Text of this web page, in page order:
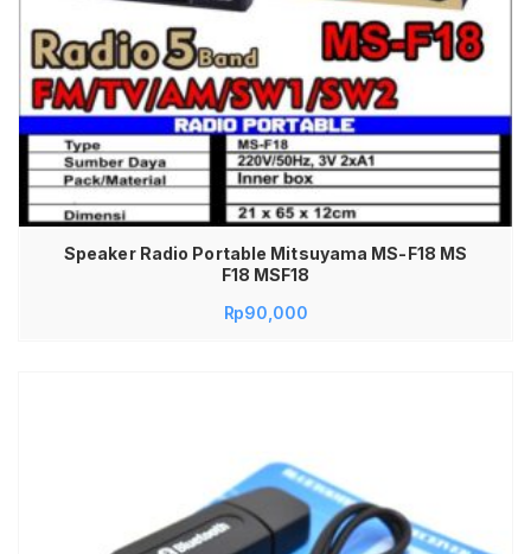
Speaker Radio Portable Mitsuyama MS-F18 MS
F18 MSF18
Rp90,000